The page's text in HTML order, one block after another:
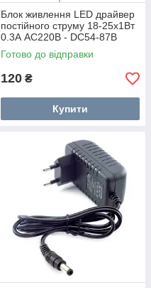
Блок живлення LED драйвер
постійного струму 18-25x1Вт
0.3А AC220В - DC54-87В
Готово до відправки
120 ₴
Купити